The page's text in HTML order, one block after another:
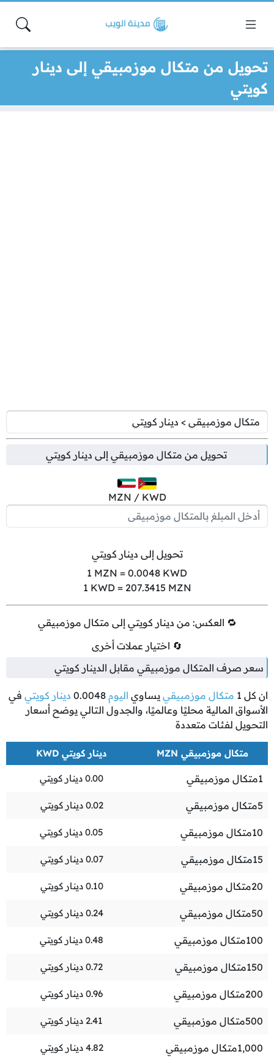
تحويل من متكال موزمبيقي إلى دينار
كويتي
تحويل من متكال موزمبيقي إلى دينار كويتي
MZN / KWD
تحويل إلى دينار كويتي
1 MZN = 0.0048 KWD
1 KWD = 207.3415 MZN
🔁 العكس: من دينار كويتي إلى متكال موزمبيقي
🔄 اختيار عملات أخرى
سعر صرف المتكال موزمبيقي مقابل الدينار كويتي
ان كل 1 متكال موزمبيقي يساوي اليوم 0.0048 دينار كويتي في
الأسواق المالية محليًا وعالميًا، والجدول التالي يوضح أسعار
التحويل لفئات متعددة
متكال موزمبيقي MZN دينار كويتي KWD
1متكال موزمبيقي 0.00 دينار كويتي
5متكال موزمبيقي 0.02 دينار كويتي
10متكال موزمبيقي 0.05 دينار كويتي
15متكال موزمبيقي 0.07 دينار كويتي
20متكال موزمبيقي 0.10 دينار كويتي
50متكال موزمبيقي 0.24 دينار كويتي
100متكال موزمبيقي 0.48 دينار كويتي
150متكال موزمبيقي 0.72 دينار كويتي
200متكال موزمبيقي 0.96 دينار كويتي
500متكال موزمبيقي 2.41 دينار كويتي
1,000متكال موزمبيقي 4.82 دينار كويتي